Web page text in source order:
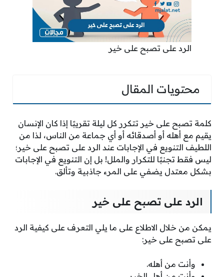
الرد على تصبح على خير
محتويات المقال
كلمة تصبح على خير تتكرر كل ليلة تقريبًا إذا كان الإنسان
يقيم مع أهله أو أصدقائه أو أي جماعة من الناس، لذا من
اللطيف التنويع في الإجابات عند الرد على تصبح على خير؛
ليس فقط تجنبًا للتكرار والملل! بل إن التنويع في الإجابات
بشكل معتدل يضفي على المرء جاذبية وتألق.
الرد على تصبح على خير
يمكن من خلال الاطلاع على ما يلي التعرف على كيفية الرد
على تصبح على خير:
وأنت من أهله.